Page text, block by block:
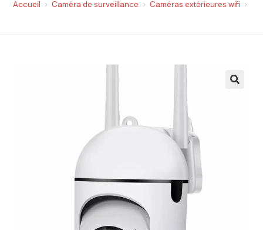
Accueil > Caméra de surveillance > Caméras extérieures wifi >